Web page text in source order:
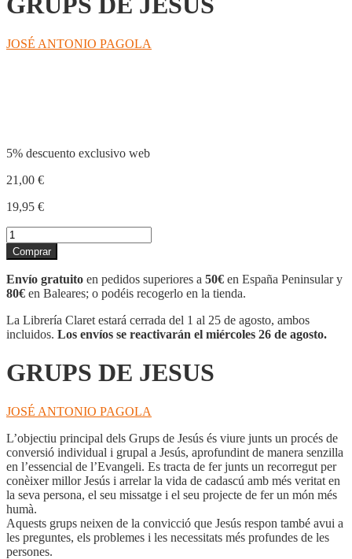
JOSÉ ANTONIO PAGOLA
5% descuento exclusivo web
21,00 €
19,95 €
GRUPS
DE
JESUS
cantidad
Comprar
Envío gratuito en pedidos superiores a 50€ en España Peninsular y
80€ en Baleares; o podéis recogerlo en la tienda.
La Librería Claret estará cerrada del 1 al 25 de agosto, ambos
incluidos. Los envíos se reactivarán el miércoles 26 de agosto.
GRUPS DE JESUS
JOSÉ ANTONIO PAGOLA
L’objectiu principal dels Grups de Jesús és viure junts un procés de
conversió individual i grupal a Jesús, aprofundint de manera senzilla
en l’essencial de l’Evangeli. Es tracta de fer junts un recorregut per
conèixer millor Jesús i arrelar la vida de cadascú amb més veritat en
la seva persona, el seu missatge i el seu projecte de fer un món més
humà.
Aquests grups neixen de la convicció que Jesús respon també avui a
les preguntes, els problemes i les necessitats més profundes de les
persones.